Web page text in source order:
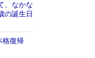
、なかな
の誕生日
格復帰